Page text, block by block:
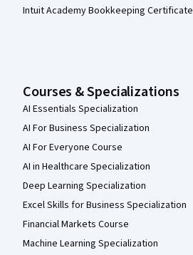
Intuit Academy Bookkeeping Certificate
Courses & Specializations
AI Essentials Specialization
AI For Business Specialization
AI For Everyone Course
AI in Healthcare Specialization
Deep Learning Specialization
Excel Skills for Business Specialization
Financial Markets Course
Machine Learning Specialization